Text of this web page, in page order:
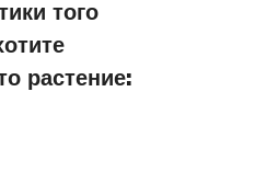
того
растение: